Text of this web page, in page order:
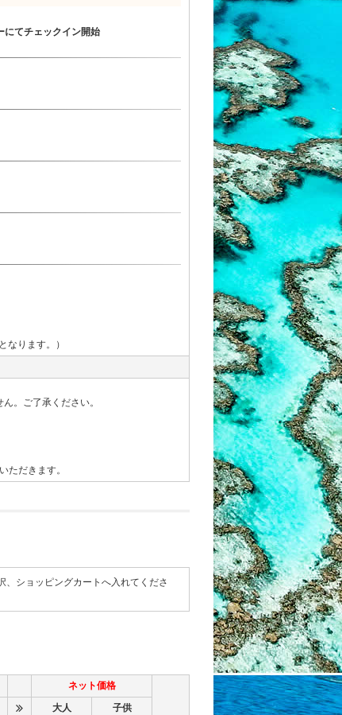
にてチェックイン開始
なります。）
。ご了承ください。
ただきます。
ショッピングカートへ入れてくださ
ネット価格
大人 子供